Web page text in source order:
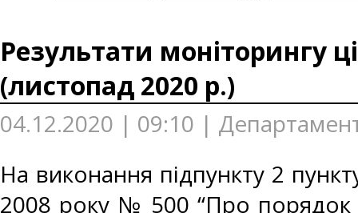
Результати моніторингу
(листопад 2020 р.)
04.12.2020 | 09:10 |
На виконання підпункту 2
2008 року № 500 “Про порядок